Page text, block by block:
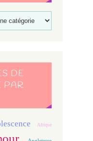
DE
PAR
Afrique